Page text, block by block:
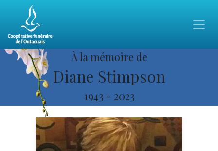
À la mémoire de
Diane Stimpson
1943 - 2023